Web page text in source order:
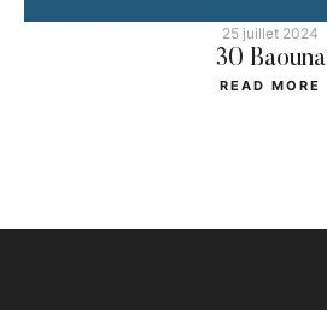
25 juillet 2024
30 Baouna
READ MORE